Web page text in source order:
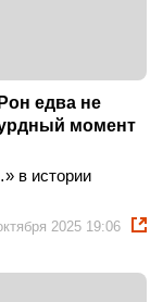
едва не
момент
в истории
2025 19:06